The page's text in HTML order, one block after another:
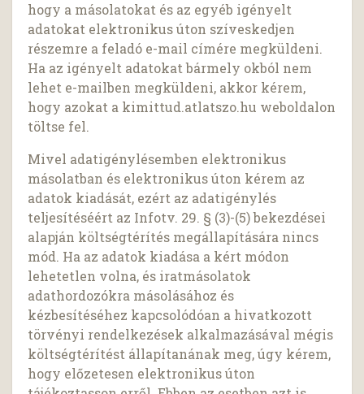
hogy a másolatokat és az egyéb igényelt
adatokat elektronikus úton szíveskedjen
részemre a feladó e-mail címére megküldeni.
Ha az igényelt adatokat bármely okból nem
lehet e-mailben megküldeni, akkor kérem,
hogy azokat a kimittud.atlatszo.hu weboldalon
töltse fel.
Mivel adatigénylésemben elektronikus
másolatban és elektronikus úton kérem az
adatok kiadását, ezért az adatigénylés
teljesítéséért az Infotv. 29. § (3)-(5) bekezdései
alapján költségtérítés megállapítására nincs
mód. Ha az adatok kiadása a kért módon
lehetetlen volna, és iratmásolatok
adathordozókra másolásához és
kézbesítéséhez kapcsolódóan a hivatkozott
törvényi rendelkezések alkalmazásával mégis
költségtérítést állapítanának meg, úgy kérem,
hogy előzetesen elektronikus úton